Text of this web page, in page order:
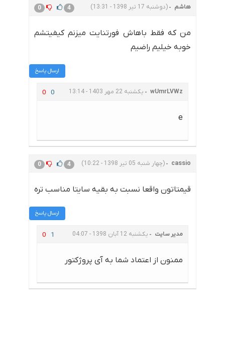
هاشم (دوشنبه 17 تیر 1398 - 13:31) 0 4
من که فقط باهاش فورتنایت میزنم کیفیتشم
خوبه خیلیم راضیم
ارسال پاسخ
wUmrLVWz یکشنبه 22 مهر 1403 - 13:14 0 0
e
cassio (چهار شنبه 05 تیر 1398 - 10:22) 0 4
قیمتاتون واقعا نسبت به بقیه سایتا مناسب تره
ارسال پاسخ
مدیر سایت یکشنبه 12 آبان 1398 - 04:07 0 1
ممنون از اعتماد شما به آی پروژکتور